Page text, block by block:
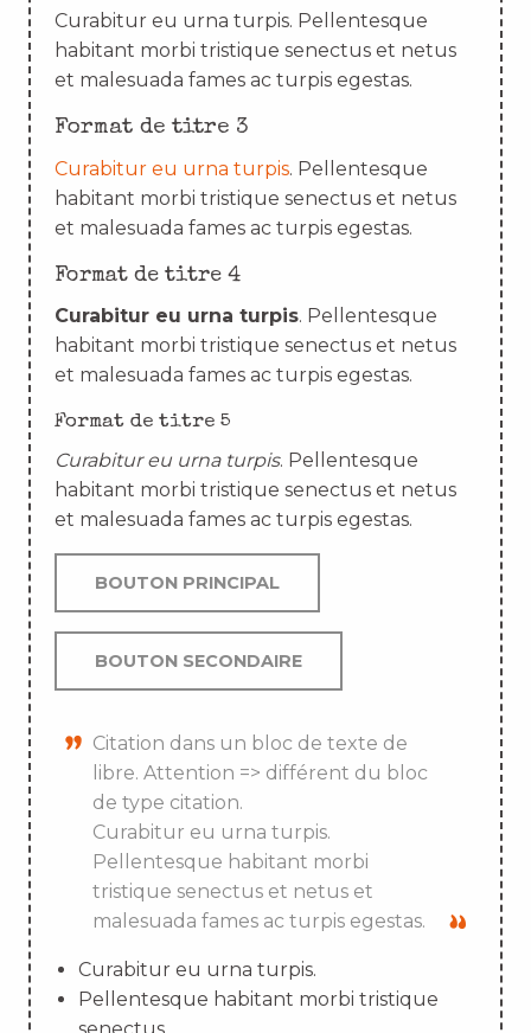
Curabitur eu urna turpis. Pellentesque
habitant morbi tristique senectus et netus
et malesuada fames ac turpis egestas.
Format de titre 3
Curabitur eu urna turpis. Pellentesque
habitant morbi tristique senectus et netus
et malesuada fames ac turpis egestas.
Format de titre 4
Curabitur eu urna turpis. Pellentesque
habitant morbi tristique senectus et netus
et malesuada fames ac turpis egestas.
Format de titre 5
Curabitur eu urna turpis. Pellentesque
habitant morbi tristique senectus et netus
et malesuada fames ac turpis egestas.
BOUTON PRINCIPAL
BOUTON SECONDAIRE
Citation dans un bloc de texte de
libre. Attention => différent du bloc
de type citation.
Curabitur eu urna turpis.
Pellentesque habitant morbi
tristique senectus et netus et
malesuada fames ac turpis egestas.
Curabitur eu urna turpis.
Pellentesque habitant morbi tristique